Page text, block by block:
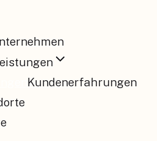
Kundenerfahrungen